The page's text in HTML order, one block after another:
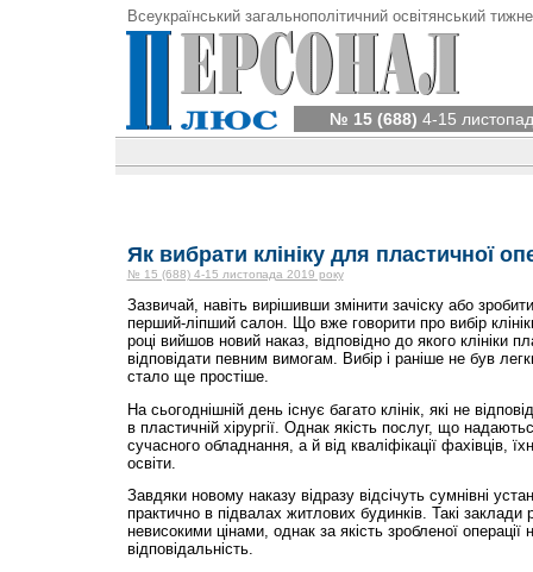
Всеукраїнський загальнополітичний освітянський
№ 15 (688) 4-15
Як вибрати клініку для пластичної
№ 15 (688) 4-15 листопада 2019 року
Зазвичай, навіть вирішивши змінити зачіску або
перший-ліпший салон. Що вже говорити про вибір
році вийшов новий наказ, відповідно до якого клініки
відповідати певним вимогам. Вибір і раніше не був
стало ще простіше.
На сьогоднішній день існує багато клінік, які не
в пластичній хірургії. Однак якість послуг, що
сучасного обладнання, а й від кваліфікації фахівців,
освіти.
Завдяки новому наказу відразу відсічуть сумнівні
практично в підвалах житлових будинків. Такі заклади
невисокими цінами, однак за якість зробленої операції
відповідальність.